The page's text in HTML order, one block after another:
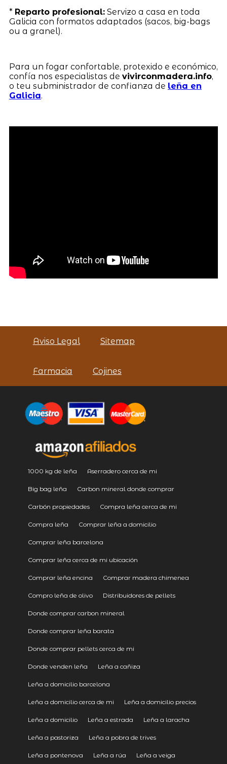
* Reparto profesional:Servizo a casa en toda
Galicia con formatos adaptados (sacos, big-bags
ou a granel).
Para un fogar confortable, protexido e económico,
confía nos especialistas de vivirconmadera.info,
o teu subministrador de confianza de leña en
Galicia.
Aviso Legal Sitemap
Farmacia Cojines
1000 kg de leña Aserradero cerca de mi
Big bag leña Carbon mineral donde comprar
Carbón propiedades Compra leña cerca de mi
Compra leña Comprar leña a domicilio
Comprar leña barcelona
Comprar leña cerca de mi ubicación
Comprar leña encina Comprar madera chimenea
Compro leña de olivo Distribuidores de pellets
Donde comprar carbon mineral
Donde comprar leña barata
Donde comprar pellets cerca de mi
Donde venden leña Leña a cañiza
Leña a domicilio barcelona
Leña a domicilio cerca de mi Leña a domicilio precios
Leña a domicilio Leña a estrada Leña a laracha
Leña a pastoriza Leña a pobra de trives
Leña a pontenova Leña a rúa Leña a veiga